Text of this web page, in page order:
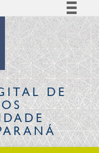
Simplifique!
Comunica BR
Participe
Acesso à informação
Legislação
CanaisDE